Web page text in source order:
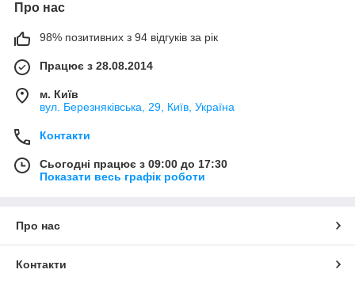
Про нас
98% позитивних з 94 відгуків за рік
Працює з 28.08.2014
м. Київ
вул. Березняківська, 29, Київ, Україна
Контакти
Сьогодні працює з 09:00 до 17:30
Показати весь графік роботи
Про нас
Контакти